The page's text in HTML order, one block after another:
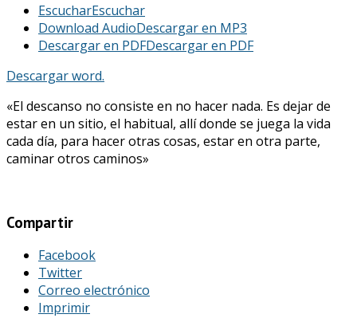
EscucharEscuchar
Download AudioDescargar en MP3
Descargar en PDFDescargar en PDF
Descargar word.
«El descanso no consiste en no hacer nada. Es dejar de
estar en un sitio, el habitual, allí donde se juega la vida
cada día, para hacer otras cosas, estar en otra parte,
caminar otros caminos»
Compartir
Facebook
Twitter
Correo electrónico
Imprimir